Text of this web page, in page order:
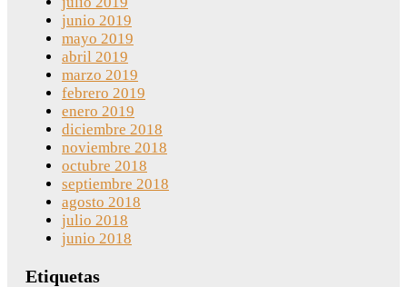
junio 2019
mayo 2019
abril 2019
marzo 2019
febrero 2019
enero 2019
diciembre 2018
noviembre 2018
octubre 2018
septiembre 2018
agosto 2018
julio 2018
junio 2018
Etiquetas